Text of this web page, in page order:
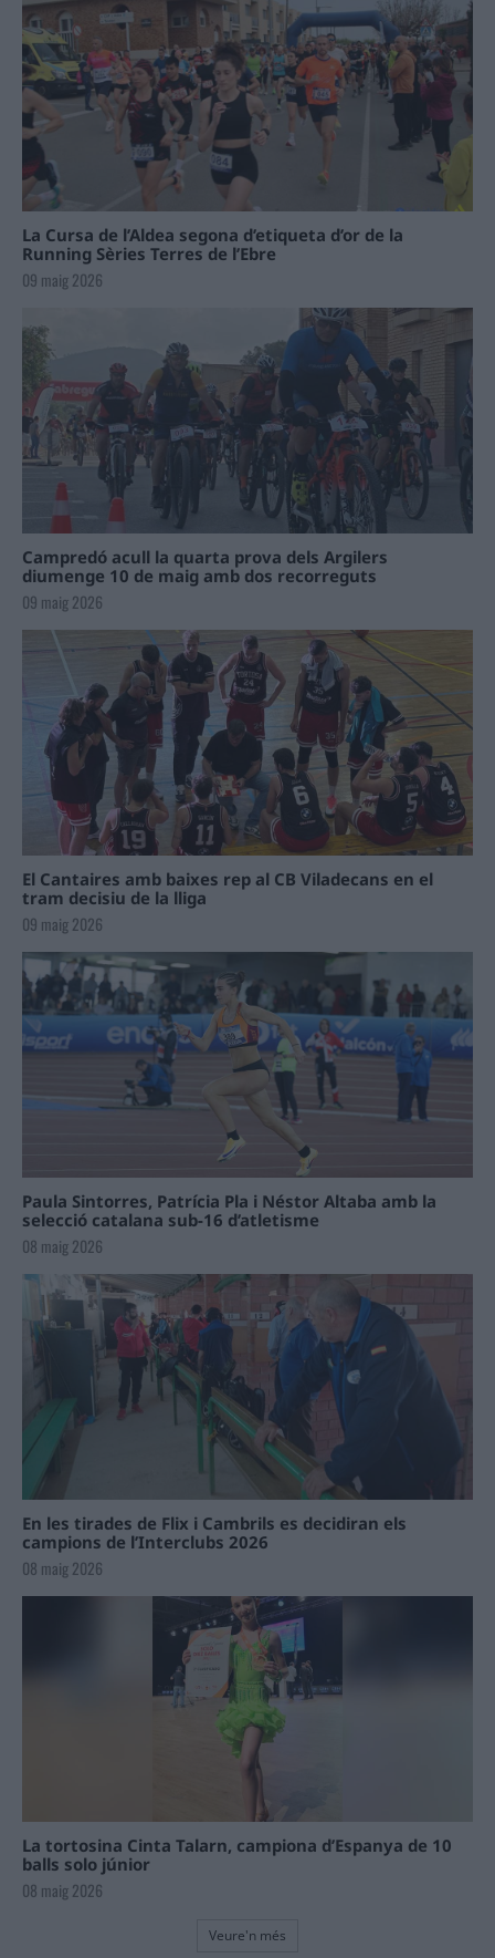
La Cursa de l’Aldea segona d’etiqueta d’or de la
Running Sèries Terres de l’Ebre
09 maig 2026
Campredó acull la quarta prova dels Argilers
diumenge 10 de maig amb dos recorreguts
09 maig 2026
El Cantaires amb baixes rep al CB Viladecans en el
tram decisiu de la lliga
09 maig 2026
Paula Sintorres, Patrícia Pla i Néstor Altaba amb la
selecció catalana sub-16 d’atletisme
08 maig 2026
En les tirades de Flix i Cambrils es decidiran els
campions de l’Interclubs 2026
08 maig 2026
La tortosina Cinta Talarn, campiona d’Espanya de 10
balls solo júnior
08 maig 2026
Veure'n més